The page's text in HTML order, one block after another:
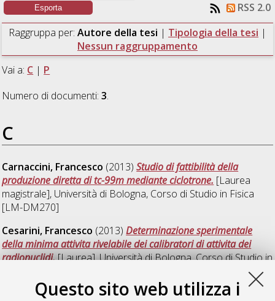
Questo sito web utilizza i
RSS 2.0
Raggruppa per: Autore della tesi | Tipologia della tesi |
Nessun raggruppamento
Vai a: C | P
Numero di documenti:3.
C
Carnaccini, Francesco (2013)Studio di fattibilità della
produzione diretta di tc-99m mediante ciclotrone. [Laurea
magistrale], Università di Bologna, Corso di Studio in Fisica
[LM-DM270]
Cesarini, Francesco (2013)Determinazione sperimentale
della minima attivita rivelabile dei calibratori di attivita dei
radionuclidi.[Laurea], Università di Bologna, Corso di Studio in